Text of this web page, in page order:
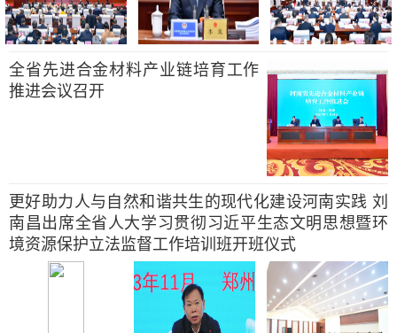
全省先进合金材料产业链培育工作
推进会议召开
更好助力人与自然和谐共生的现代化建设河南实践 刘
南昌出席全省人大学习贯彻习近平生态文明思想暨环
境资源保护立法监督工作培训班开班仪式